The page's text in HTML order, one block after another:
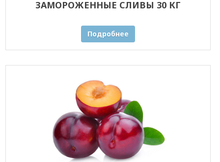
ЗАМОРОЖЕННЫЕ СЛИВЫ 30 КГ
Подробнее